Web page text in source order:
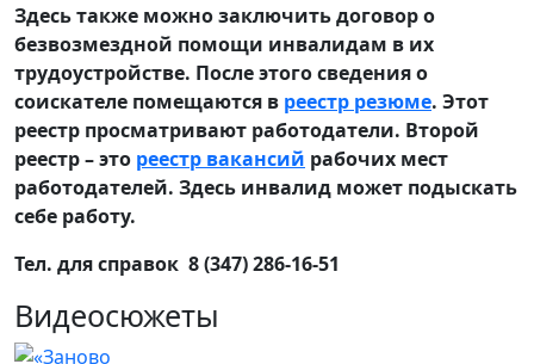
Здесь также можно заключить договор о
безвозмездной помощи инвалидам в их
трудоустройстве. После этого сведения о
соискателе помещаются в реестр резюме. Этот
реестр просматривают работодатели. Второй
реестр – это реестр вакансий рабочих мест
работодателей. Здесь инвалид может подыскать
себе работу.
Тел. для справок 8 (347) 286-16-51
Видеосюжеты